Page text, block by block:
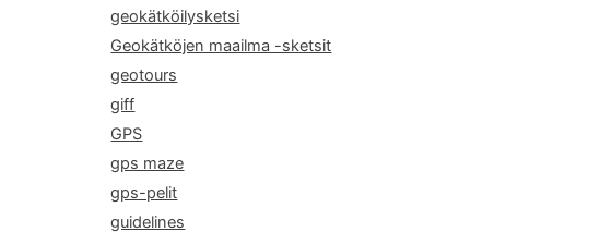
geokätköilysketsi
Geokätköjen maailma -sketsit
geotours
giff
GPS
gps maze
gps-pelit
guidelines